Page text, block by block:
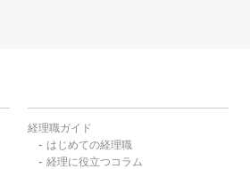
経理職ガイド
はじめての経理職
経理に役立つコラム